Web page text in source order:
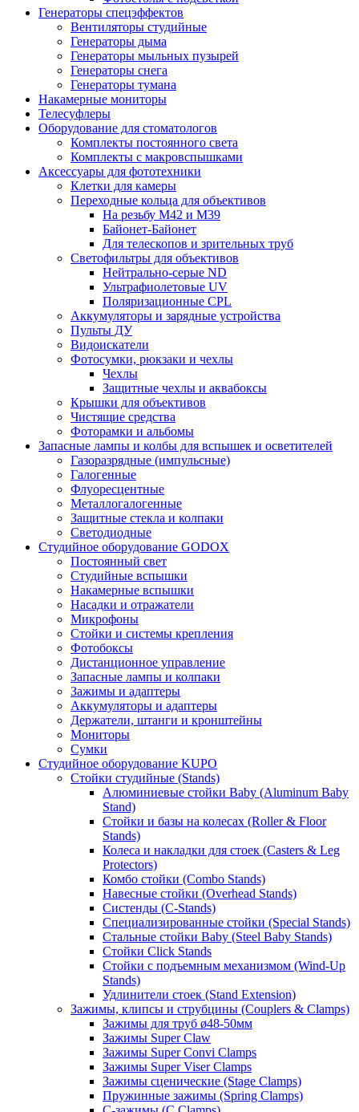
Генераторы спецэффектов
Вентиляторы студийные
Генераторы дыма
Генераторы мыльных пузырей
Генераторы снега
Генераторы тумана
Накамерные мониторы
Телесуфлеры
Оборудование для стоматологов
Комплекты постоянного света
Комплекты с макровспышками
Аксессуары для фототехники
Клетки для камеры
Переходные кольца для объективов
На резьбу М42 и М39
Байонет-Байонет
Для телескопов и зрительных труб
Светофильтры для объективов
Нейтрально-серые ND
Ультрафиолетовые UV
Поляризационные CPL
Аккумуляторы и зарядные устройства
Пульты ДУ
Видоискатели
Фотосумки, рюкзаки и чехлы
Чехлы
Защитные чехлы и аквабоксы
Крышки для объективов
Чистящие средства
Фоторамки и альбомы
Запасные лампы и колбы для вспышек и осветителей
Газоразрядные (импульсные)
Галогенные
Флуоресцентные
Металлогалогенные
Защитные стекла и колпаки
Светодиодные
Студийное оборудование GODOX
Постоянный свет
Студийные вспышки
Накамерные вспышки
Насадки и отражатели
Микрофоны
Стойки и системы крепления
Фотобоксы
Дистанционное управление
Запасные лампы и колпаки
Зажимы и адаптеры
Аккумуляторы и адаптеры
Держатели, штанги и кронштейны
Мониторы
Сумки
Студийное оборудование KUPO
Стойки студийные (Stands)
Алюминиевые стойки Baby (Aluminum Baby
Stand)
Стойки и базы на колесах (Roller & Floor
Stands)
Колеса и накладки для стоек (Casters & Leg
Protectors)
Комбо стойки (Combo Stands)
Навесные стойки (Overhead Stands)
Систенды (C-Stands)
Специализированные стойки (Special Stands)
Стальные стойки Baby (Steel Baby Stands)
Стойки Click Stands
Стойки с подъемным механизмом (Wind-Up
Stands)
Удлинители стоек (Stand Extension)
Зажимы, клипсы и струбцины (Couplers & Clamps)
Зажимы для труб ø48-50мм
Зажимы Super Claw
Зажимы Super Convi Clamps
Зажимы Super Viser Clamps
Зажимы сценические (Stage Clamps)
Пружинные зажимы (Spring Clamps)